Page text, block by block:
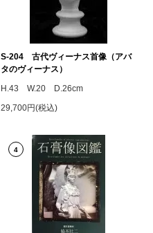
S-204 古代ヴィーナス首像（アバ
タのヴィーナス）
H.43 W.20 D.26cm
29,700円(税込)
4